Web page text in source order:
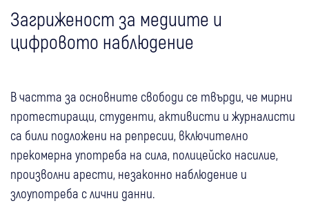
Загриженост за медиите и
цифровото наблюдение
В частта за основните свободи се твърди, че мирни
протестиращи, студенти, активисти и журналисти
са били подложени на репресии, включително
прекомерна употреба на сила, полицейско насилие,
произволни арести, незаконно наблюдение и
злоупотреба с лични данни.